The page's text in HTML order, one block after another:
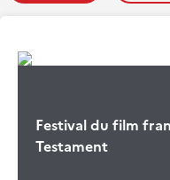
Festival du film
Testament